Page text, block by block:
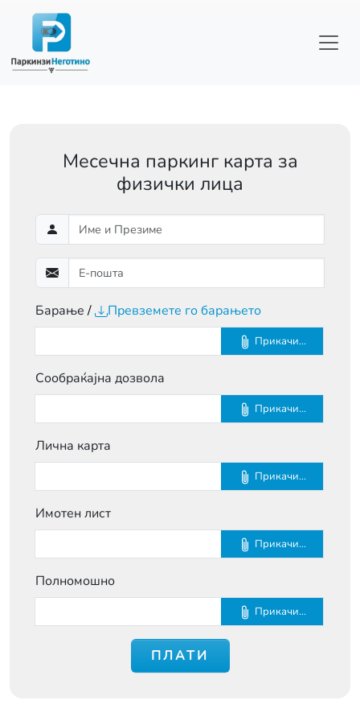
Skip to main content
Месечна паркинг карта за
физички лица
Барање Превземете го барањето
Прикачи...
Сообраќајна дозвола
Прикачи...
Лична карта
Прикачи...
Имотен лист
Прикачи...
Полномошно
Прикачи...
ПЛАТИ